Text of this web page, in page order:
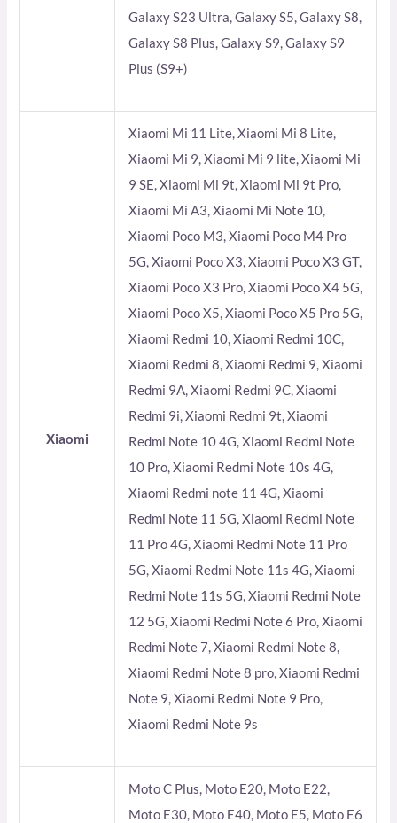
Galaxy S23 Ultra, Galaxy S5, Galaxy S8,
Galaxy S8 Plus, Galaxy S9, Galaxy S9
Plus (S9+)
Xiaomi
Xiaomi Mi 11 Lite, Xiaomi Mi 8 Lite,
Xiaomi Mi 9, Xiaomi Mi 9 lite, Xiaomi Mi
9 SE, Xiaomi Mi 9t, Xiaomi Mi 9t Pro,
Xiaomi Mi A3, Xiaomi Mi Note 10,
Xiaomi Poco M3, Xiaomi Poco M4 Pro
5G, Xiaomi Poco X3, Xiaomi Poco X3 GT,
Xiaomi Poco X3 Pro, Xiaomi Poco X4 5G,
Xiaomi Poco X5, Xiaomi Poco X5 Pro 5G,
Xiaomi Redmi 10, Xiaomi Redmi 10C,
Xiaomi Redmi 8, Xiaomi Redmi 9, Xiaomi
Redmi 9A, Xiaomi Redmi 9C, Xiaomi
Redmi 9i, Xiaomi Redmi 9t, Xiaomi
Redmi Note 10 4G, Xiaomi Redmi Note
10 Pro, Xiaomi Redmi Note 10s 4G,
Xiaomi Redmi note 11 4G, Xiaomi
Redmi Note 11 5G, Xiaomi Redmi Note
11 Pro 4G, Xiaomi Redmi Note 11 Pro
5G, Xiaomi Redmi Note 11s 4G, Xiaomi
Redmi Note 11s 5G, Xiaomi Redmi Note
12 5G, Xiaomi Redmi Note 6 Pro, Xiaomi
Redmi Note 7, Xiaomi Redmi Note 8,
Xiaomi Redmi Note 8 pro, Xiaomi Redmi
Note 9, Xiaomi Redmi Note 9 Pro,
Xiaomi Redmi Note 9s
Moto C Plus, Moto E20, Moto E22,
Moto E30, Moto E40, Moto E5, Moto E6